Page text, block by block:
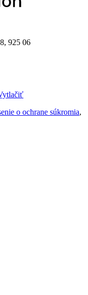
925 06
o ochrane súkromia,